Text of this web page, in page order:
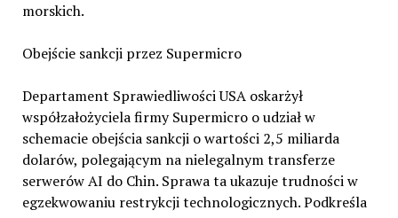
morskich.
Obejście sankcji przez Supermicro
Departament Sprawiedliwości USA oskarżył
współzałożyciela firmy Supermicro o udział w
schemacie obejścia sankcji o wartości 2,5 miliarda
dolarów, polegającym na nielegalnym transferze
serwerów AI do Chin. Sprawa ta ukazuje trudności w
egzekwowaniu restrykcji technologicznych. Podkreśla